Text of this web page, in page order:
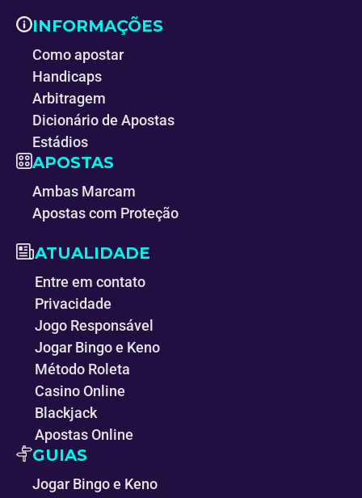
INFORMAÇÕES
Como apostar
Handicaps
Arbitragem
Dicionário de Apostas
Estádios
APOSTAS
Ambas Marcam
Apostas com Proteção
ATUALIDADE
Entre em contato
Privacidade
Jogo Responsável
Jogar Bingo e Keno
Método Roleta
Casino Online
Blackjack
Apostas Online
GUIAS
Jogar Bingo e Keno